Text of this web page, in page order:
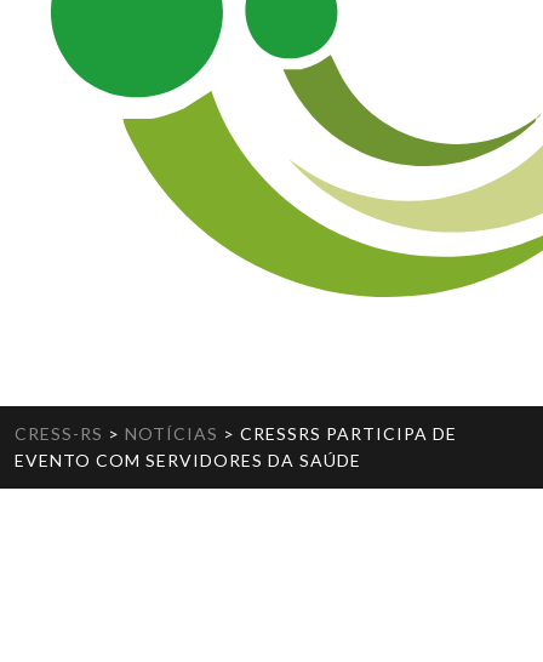
CRESS-RS > NOTÍCIAS > CRESSRS PARTICIPA DE
EVENTO COM SERVIDORES DA SAÚDE